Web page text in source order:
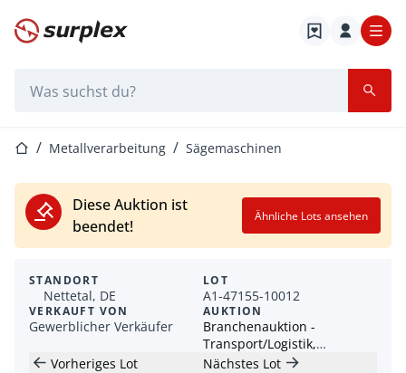
Startseite
StartseiteMetallverarbeitung Sägemaschinen
Diese Auktion ist
beendet!
Ähnliche Lots ansehen
STANDORT
Nettetal, DE
VERKAUFT VON
Gewerblicher Verkäufer
LOT
A1-47155-10012
AUKTION
Branchenauktion -
Transport/Logistik,
Industriemaschinen &
Vorheriges Lot Nächstes Lot